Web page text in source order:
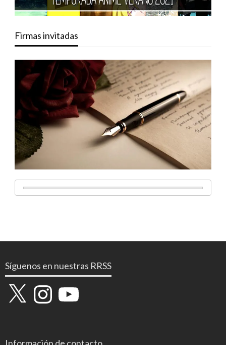
Firmas invitadas
Síguenos en nuestras RRSS
X InstagramYouTube